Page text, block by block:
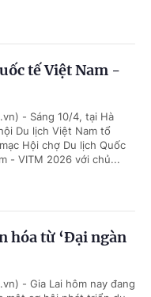
tế Việt Nam -
- Sáng 10/4, tại Hà
Du lịch Việt Nam tổ
Hội chợ Du lịch Quốc
- VITM 2026 với chủ...
hóa từ ‘Đại ngàn
- Gia Lai hôm nay đang